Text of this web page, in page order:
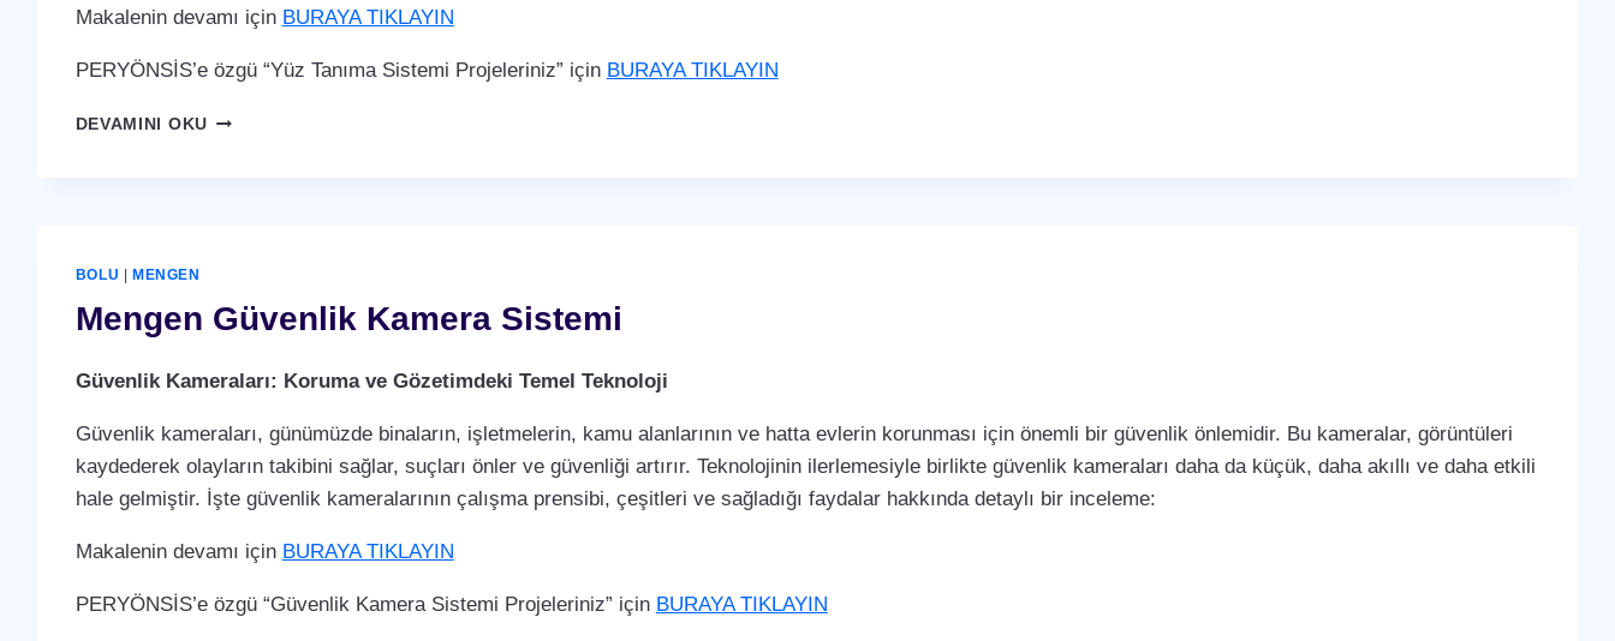
Makalenin devamı için BURAYA TIKLAYIN
PERYÖNSİS’e özgü “Yüz Tanıma Sistemi Projeleriniz” için BURAYA TIKLAYIN
DEVAMINI OKUMENGEN
BOLU | MENGEN
Mengen Güvenlik Kamera Sistemi
Güvenlik Kameraları: Koruma ve Gözetimdeki Temel Teknoloji
Güvenlik kameraları, günümüzde binaların, işletmelerin, kamu alanlarının ve hatta evlerin korunması için önemli bir güvenlik önlemidir. Bu kameralar, görüntüleri
kaydederek olayların takibini sağlar, suçları önler ve güvenliği artırır. Teknolojinin ilerlemesiyle birlikte güvenlik kameraları daha da küçük, daha akıllı ve daha etkili
hale gelmiştir. İşte güvenlik kameralarının çalışma prensibi, çeşitleri ve sağladığı faydalar hakkında detaylı bir inceleme:
Makalenin devamı için BURAYA TIKLAYIN
PERYÖNSİS’e özgü “Güvenlik Kamera Sistemi Projeleriniz” için BURAYA TIKLAYIN